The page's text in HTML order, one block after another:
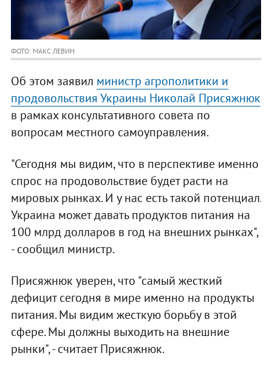
ФОТО: МАКС ЛЕВИН
Об этом заявил министр агрополитики и
продовольствия Украины Николай Присяжнюк
в рамках консультативного совета по
вопросам местного самоуправления.
"Сегодня мы видим, что в перспективе именно
спрос на продовольствие будет расти на
мировых рынках. И у нас есть такой потенциал.
Украина может давать продуктов питания на
100 млрд долларов в год на внешних рынках",
- сообщил министр.
Присяжнюк уверен, что "самый жесткий
дефицит сегодня в мире именно на продукты
питания. Мы видим жесткую борьбу в этой
сфере. Мы должны выходить на внешние
рынки", - считает Присяжнюк.